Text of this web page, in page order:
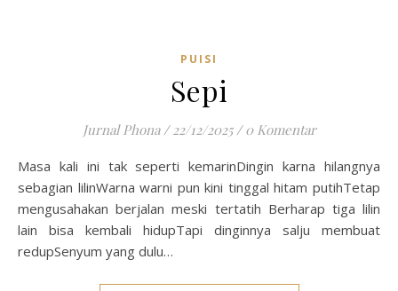
PUISI
Sepi
Jurnal Phona / 22/12/2025 / 0 Komentar
Masa kali ini tak seperti kemarinDingin karna hilangnya
sebagian lilinWarna warni pun kini tinggal hitam putihTetap
mengusahakan berjalan meski tertatih Berharap tiga lilin
lain bisa kembali hidupTapi dinginnya salju membuat
redupSenyum yang dulu…